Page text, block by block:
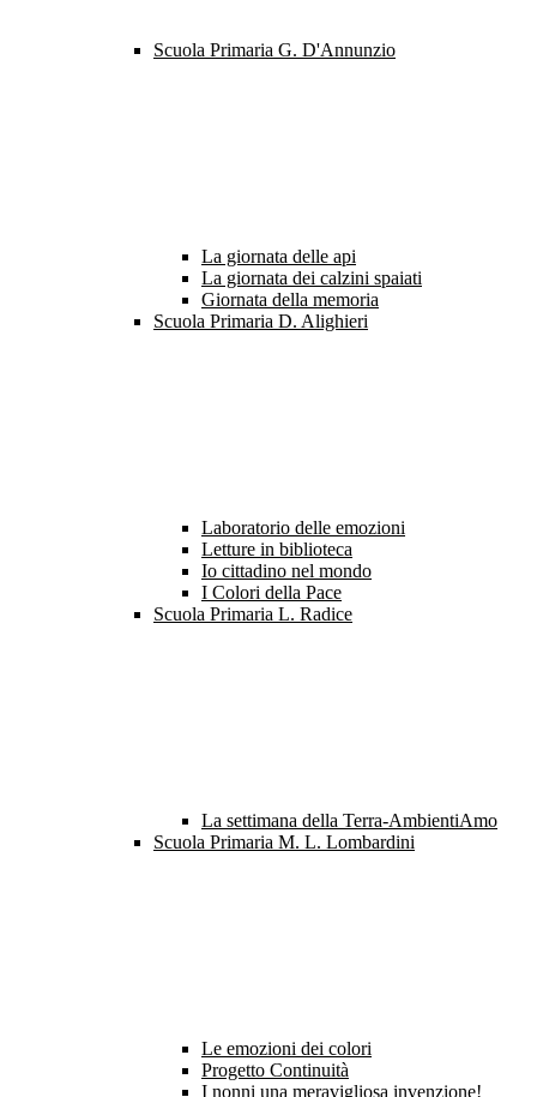
Scuola Primaria G. D'Annunzio
La giornata delle api
La giornata dei calzini spaiati
Giornata della memoria
Scuola Primaria D. Alighieri
Laboratorio delle emozioni
Letture in biblioteca
Io cittadino nel mondo
I Colori della Pace
Scuola Primaria L. Radice
La settimana della Terra-AmbientiAmo
Scuola Primaria M. L. Lombardini
Le emozioni dei colori
Progetto Continuità
I nonni una meravigliosa invenzione!